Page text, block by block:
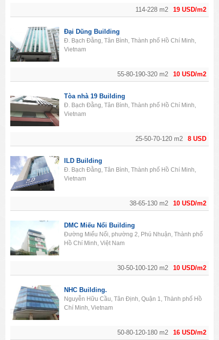
19 USD/m2
114-228 m2
10 USD/m2
55-80-190-320 m2
Đại Dũng Building
Đ. Bạch Đằng, Tân Bình, Thành phố Hồ Chí Minh,
Vietnam
8 USD
25-50-70-120 m2
Tòa nhà 19 Building
Đ. Bạch Đằng, Tân Bình, Thành phố Hồ Chí Minh,
Vietnam
10 USD/m2
38-65-130 m2
ILD Building
Đ. Bạch Đằng, Tân Bình, Thành phố Hồ Chí Minh,
Vietnam
10 USD/m2
30-50-100-120 m2
DMC Miếu Nổi Building
Đường Miếu Nổi, phường 2, Phú Nhuận, Thành phố
Hồ Chí Minh, Việt Nam
16 USD/m2
50-80-120-180 m2
NHC Building.
Nguyễn Hữu Cầu, Tân Định, Quận 1, Thành phố Hồ
Chí Minh, Vietnam